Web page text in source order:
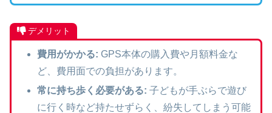
デメリット
費用がかかる: GPS本体の購入費や月額料金な
ど、費用面での負担があります。
常に持ち歩く必要がある: 子どもが手ぶらで遊び
に行く時など持たせずらく、紛失してしまう可能